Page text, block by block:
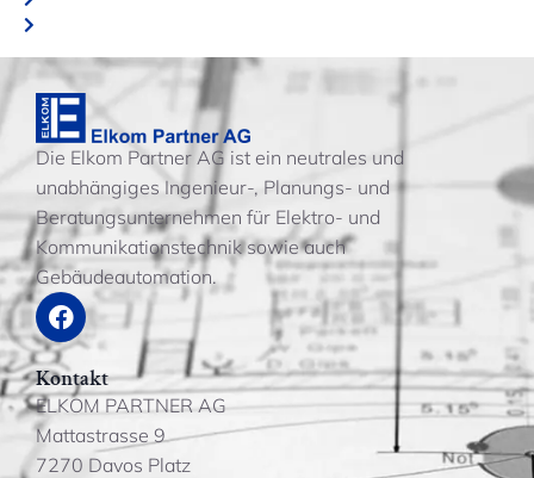
Die Elkom Partner AG ist ein neutrales und
unabhängiges Ingenieur-, Planungs- und
Beratungsunternehmen für Elektro- und
Kommunikationstechnik sowie auch
Gebäudeautomation.
Kontakt
ELKOM PARTNER AG
Mattastrasse 9
7270 Davos Platz